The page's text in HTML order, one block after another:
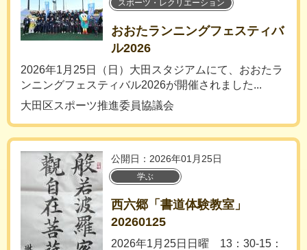
スポーツ・レクリエーション
おおたランニングフェスティバ
ル2026
2026年1月25日（日）大田スタジアムにて、おおたラ
ンニングフェスティバル2026が開催されました...
大田区スポーツ推進委員協議会
公開日：2026年01月25日
学ぶ
西六郷「書道体験教室」
20260125
2026年1月25日日曜 13：30-15：